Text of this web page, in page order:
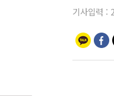
기사입력 :